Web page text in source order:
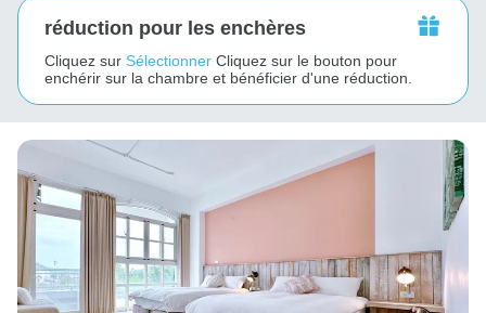
réduction pour les enchères
Cliquez sur Sélectionner Cliquez sur le bouton pour
enchérir sur la chambre et bénéficier d'une réduction.